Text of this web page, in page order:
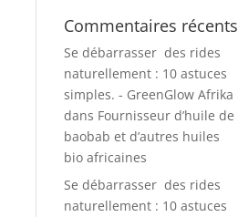
Commentaires récents
Se débarrasser des rides
naturellement : 10 astuces
simples. - GreenGlow Afrika
dans Fournisseur d’huile de
baobab et d’autres huiles
bio africaines
Se débarrasser des rides
naturellement : 10 astuces